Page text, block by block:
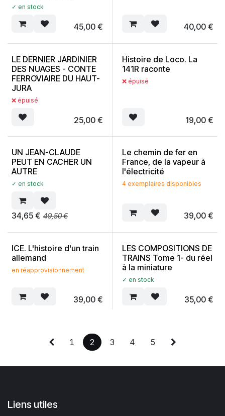
✓ en stock
45,00€ 40,00€
LE DERNIER JARDINIER
DES NUAGES - CONTE
FERROVIAIRE DU HAUT-
JURA
❌ épuisé
25,00€
Histoire de Loco. La
141R raconte
❌ épuisé
19,00€
UN JEAN-CLAUDE
PEUT EN CACHER UN
AUTRE
✓ en stock
34,65 € 49,50€
Le chemin de fer en
France, de la vapeur à
l'électricité
4 exemplaires disponibles
39,00€
ICE. L'histoire d'un train
allemand
en réapprovisionnement
39,00€
LES COMPOSITIONS DE
TRAINS Tome 1- du réel
à la miniature
✓ en stock
35,00€
1 2 3 4 5
Liens utiles